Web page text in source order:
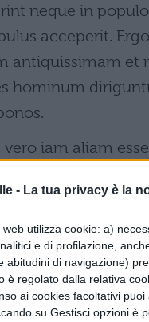
- La tua privacy è la
utilizza cookie: a)
e di profilazione,
abitudini di navigazione)
è regolato dalla relativa
ai cookies facoltativi
su Gestisci opzioni è
neque in
acceperit.
antiquissimam et
hominum
iam aliam
sancite
esiziali, ma ciò
furfanti le